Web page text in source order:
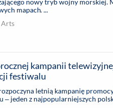
nowy tryb wojny morskiej.
mapach. ...
Arts
kampanii
festiwalu
letnią kampanię
– jeden z najpopularniejszych